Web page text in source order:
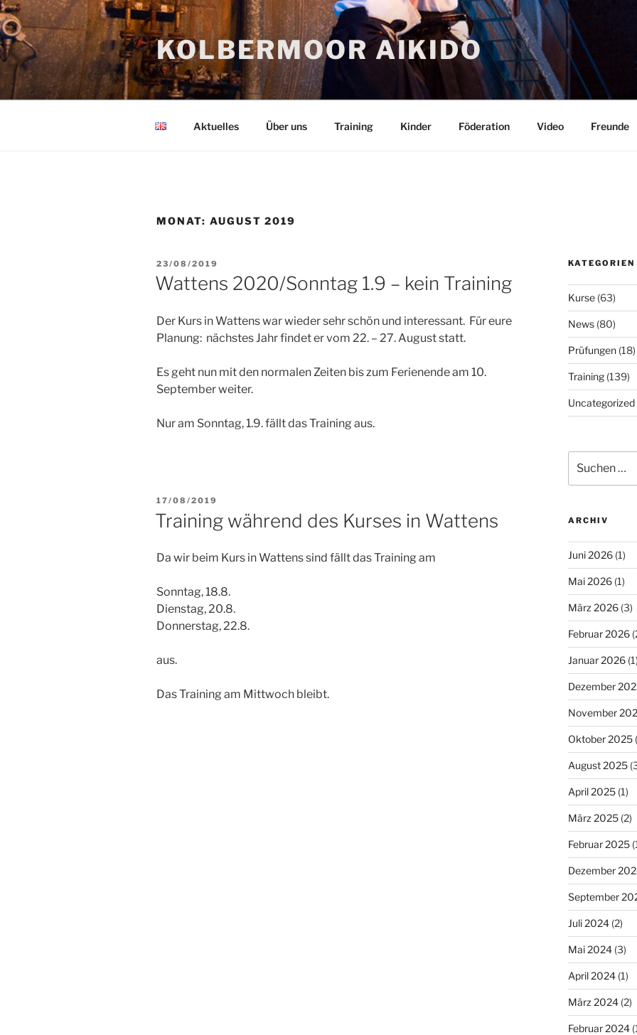
Zum
Inhalt
springen
KOLBERMOOR AIKIDO
Aktuelles Über uns Training Kinder Föderation Video Freunde
MONAT: AUGUST 2019
VERÖFFENTLICHT
AM
23/08/2019
Wattens 2020/Sonntag 1.9 – kein Training
Der Kurs in Wattens war wieder sehr schön und interessant. Für eure
Planung: nächstes Jahr findet er vom 22. – 27. August statt.
Es geht nun mit den normalen Zeiten bis zum Ferienende am 10.
September weiter.
Nur am Sonntag, 1.9. fällt das Training aus.
VERÖFFENTLICHT
17/08/2019
Training während des Kurses in Wattens
Da wir beim Kurs in Wattens sind fällt das Training am
Sonntag, 18.8.
Dienstag, 20.8.
Donnerstag, 22.8.
aus.
Das Training am Mittwoch bleibt.
KATEGORIEN
Kurse(63)
News(80)
Prüfungen(18)
Training(139)
Uncategorized
nach:
ARCHIV
Juni 2026(1)
Mai 2026(1)
März 2026(3)
Februar 2026
Januar 2026(1)
Dezember
November
Oktober 2025
August 2025
April 2025(1)
März 2025(2)
Februar 2025
Dezember
September
Juli 2024(2)
Mai 2024(3)
April 2024(1)
März 2024(2)
Februar 2024